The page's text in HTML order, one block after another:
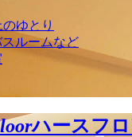
のゆとり
ルームなど
ハースフ